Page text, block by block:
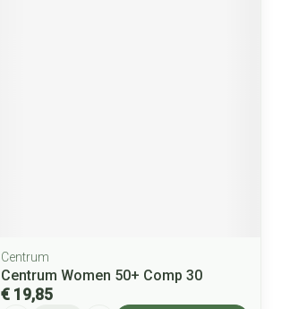
Centrum
Centrum Women 50+ Comp 30
€ 19,85